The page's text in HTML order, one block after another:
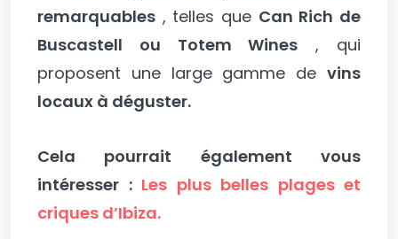
remarquables , telles que Can Rich de
Buscastell ou Totem Wines , qui
proposent une large gamme de vins
locaux à déguster.
Cela pourrait également vous
intéresser : Les plus belles plages et
criques d’Ibiza.